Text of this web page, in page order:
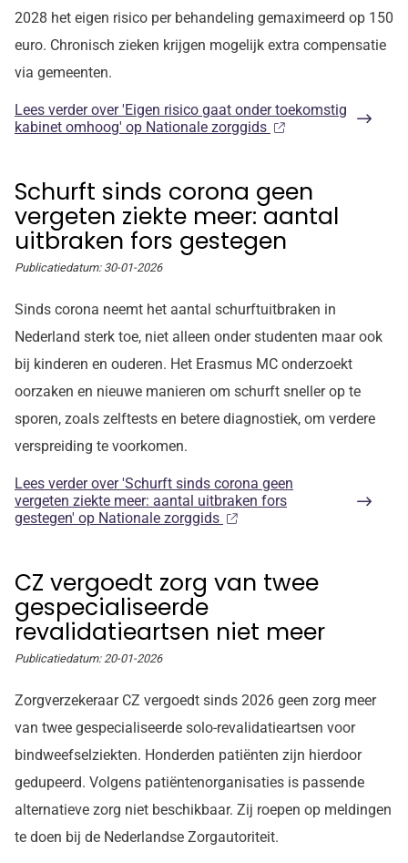
2028 het eigen risico per behandeling gemaximeerd op 150
euro. Chronisch zieken krijgen mogelijk extra compensatie
via gemeenten.
Lees verderover 'Eigen risico gaat onder toekomstig
kabinet omhoog' op Nationale zorggids
Schurft sinds corona geen
vergeten ziekte meer: aantal
uitbraken fors gestegen
Publicatiedatum: 30-01-2026
Sinds corona neemt het aantal schurftuitbraken in
Nederland sterk toe, niet alleen onder studenten maar ook
bij kinderen en ouderen. Het Erasmus MC onderzoekt
oorzaken en nieuwe manieren om schurft sneller op te
sporen, zoals zelftests en betere diagnostiek, om verdere
verspreiding te voorkomen.
Lees verderover 'Schurft sinds corona geen
vergeten ziekte meer: aantal uitbraken fors
gestegen' op Nationale zorggids
CZ vergoedt zorg van twee
gespecialiseerde
revalidatieartsen niet meer
Publicatiedatum: 20-01-2026
Zorgverzekeraar CZ vergoedt sinds 2026 geen zorg meer
van twee gespecialiseerde solo-revalidatieartsen voor
bindweefselziekten. Honderden patiënten zijn hierdoor
gedupeerd. Volgens patiëntenorganisaties is passende
alternatieve zorg niet beschikbaar. Zij roepen op meldingen
te doen bij de Nederlandse Zorgautoriteit.